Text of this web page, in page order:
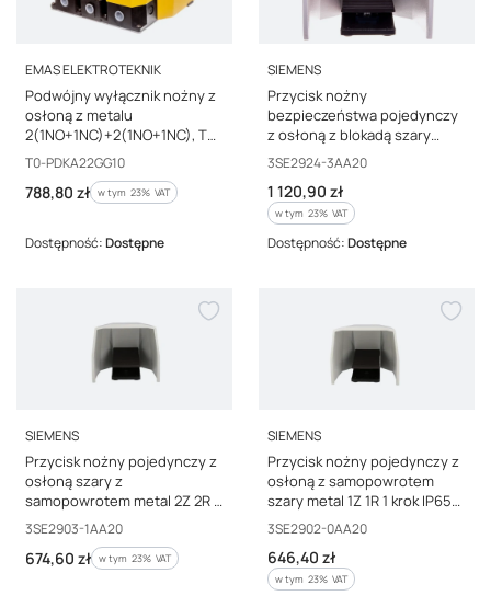
PRODUCENT
EMAS ELEKTROTEKNIK
Podwójny wyłącznik nożny z
osłoną z metalu
2(1NO+1NC)+2(1NO+1NC), T0-
PDKA22GG10
Kod producenta
T0-PDKA22GG10
Cena brutto
788,80 zł w tym %s VAT
w tym 23% VAT
Dostępność:Dostępne
PRODUCENT
SIEMENS
Przycisk nożny
bezpieczeństwa pojedynczy
z osłoną z blokadą szary
metal 2Z 2R 2 kroki IP65
3SE2924-3AA20
Kod producenta
3SE2924-3AA20
Cena brutto
1 120,90 zł
w tym %s VAT
w tym 23% VAT
Dostępność:Dostępne
PRODUCENT
SIEMENS
Przycisk nożny pojedynczy z
osłoną szary z
samopowrotem metal 2Z 2R 1
krok IP65 3SE2903-1AA20
Kod producenta
3SE2903-1AA20
Cena brutto
674,60 zł w tym %s VAT
w tym 23% VAT
PRODUCENT
SIEMENS
Przycisk nożny pojedynczy z
osłoną z samopowrotem
szary metal 1Z 1R 1 krok IP65
3SE2902-0AA20
Kod producenta
3SE2902-0AA20
Cena brutto
646,40 zł
w tym %s VAT
w tym 23% VAT